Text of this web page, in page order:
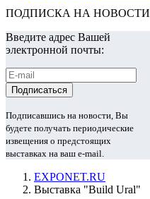
ПОДПИСКА НА НОВОСТИ
Введите адрес Вашей
электронной почты:
Подписавшись на новости, Вы
будете получать периодические
извещения о предстоящих
выставках на ваш e-mail.
EXPONET.RU
Выставка "Build Ural"